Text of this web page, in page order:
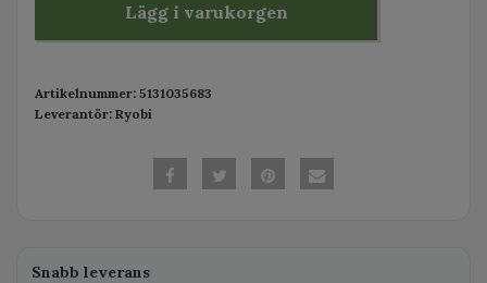
Lägg i varukorgen
Artikelnummer: 5131035683
Leverantör: Ryobi
Snabb leverans